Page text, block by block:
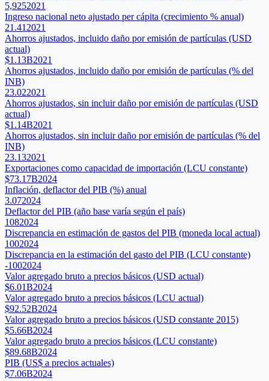
5,9252021
Ingreso nacional neto ajustado per cápita (crecimiento % anual)
21.41 2021
Ahorros ajustados, incluido daño por emisión de partículas (USD
actual)
$1.13B2021
Ahorros ajustados, incluido daño por emisión de partículas (% del
INB)
23.022021
Ahorros ajustados, sin incluir daño por emisión de partículas (USD
actual)
$1.14B2021
Ahorros ajustados, sin incluir daño por emisión de partículas (% del
INB)
23.132021
Exportaciones como capacidad de importación (LCU constante)
$73.17B2024
Inflación, deflactor del PIB (%) anual
3.072024
Deflactor del PIB (año base varía según el país)
1082024
Discrepancia en estimación de gastos del PIB (moneda local actual)
1002024
Discrepancia en la estimación del gasto del PIB (LCU constante)
-1002024
Valor agregado bruto a precios básicos (USD actual)
$6.01B2024
Valor agregado bruto a precios básicos (LCU actual)
$92.52B2024
Valor agregado bruto a precios básicos (USD constante 2015)
$5.66B2024
Valor agregado bruto a precios básicos (LCU constante)
$89.68B2024
PIB (US$ a precios actuales)
$7.06B2024